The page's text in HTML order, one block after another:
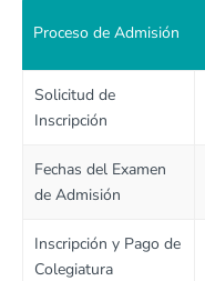
Proceso de Admisión
Solicitud de
Inscripción
Fechas del Examen
de Admisión
Inscripción y Pago de
Colegiatura